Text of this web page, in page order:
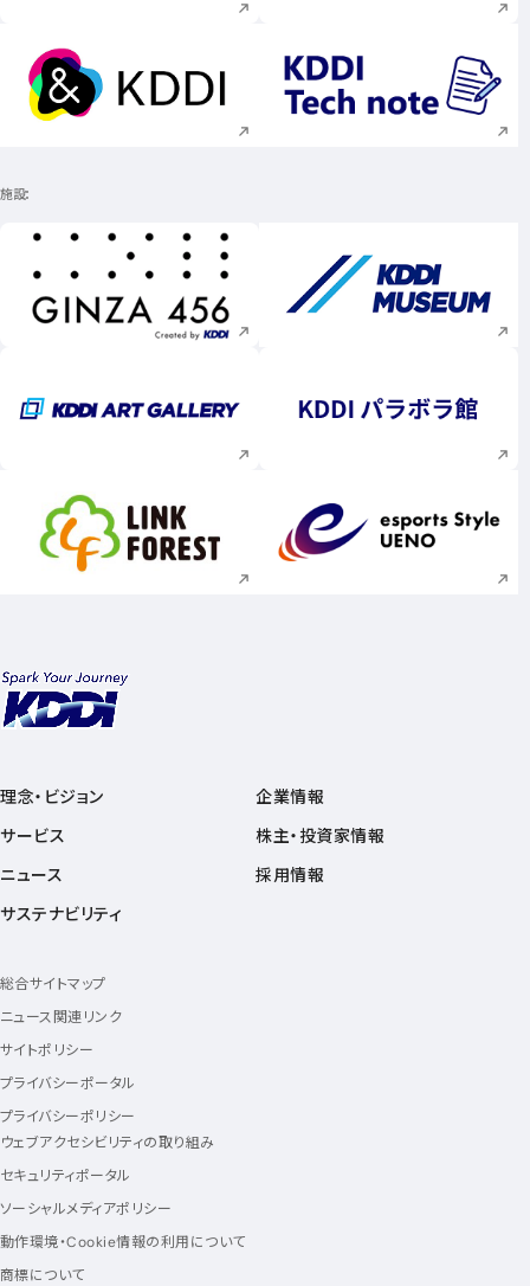
新規ウィンドウで開く 新規ウィンドウで
施設
新規ウィンドウで開く 新規ウィンドウで
新規ウィンドウで開く 新規ウィンドウで
新規ウィンドウで開く 新規ウィンドウで
理念・ビジョン
サービス
ニュース
サステナビリティ
企業情報
株主・投資家情報
採用情報
総合サイトマップ
ニュース関連リンク
サイトポリシー
プライバシーポータル
プライバシーポリシー
ウェブアクセシビリティの取り組み
セキュリティポータル
ソーシャルメディアポリシー
動作環境・Cookie情報の利用について
商標について